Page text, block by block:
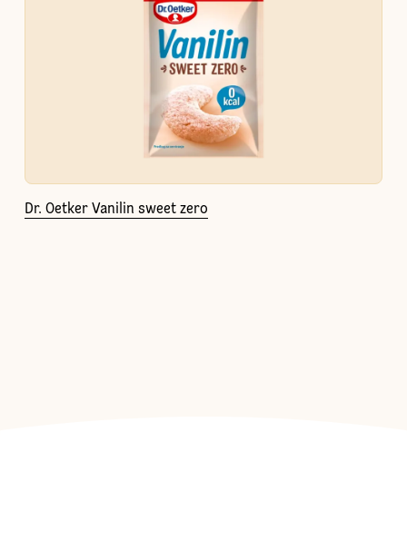
Dr. Oetker Vanilin sweet zero